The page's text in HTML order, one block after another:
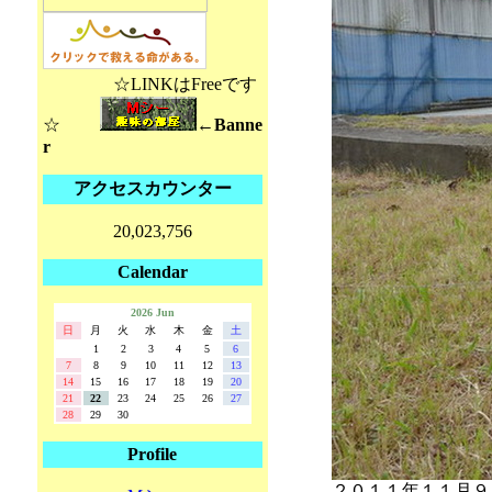
☆LINKはFreeです
☆
←Banne
r
アクセスカウンター
20,023,756
Calendar
2026 Jun
日
月 火 水 木 金
土
1
2 3 4 5
6
7
8 9 10 11 12
13
14
15 16 17 18 19
20
21
22 23 24 25 26
27
28
29 30
Profile